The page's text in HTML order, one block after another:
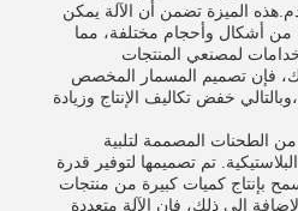
الميزة تضمن أن الآلة يمكن
من أشكال وأحجام مختلفة، مما
لمصنعي المنتجات
ذلك، فإن تصميم المسمار المخصص
خفض تكاليف الإنتاج وزيادة
الطحنات المصممة لتلبية
تم تصميمها لتوفير قدرة
بإنتاج كميات كبيرة من منتجات
إلى ذلك، فإن الآلة متعددة